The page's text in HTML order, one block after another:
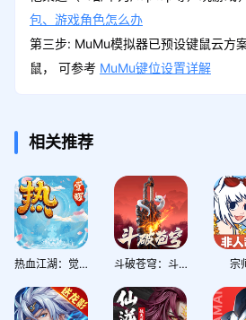
包、游戏角色怎么办
第三步: MuMu模拟器已预设键鼠云方
鼠， 可参考 MuMu键位设置详解
相关推荐
热血江湖：觉醒 斗破苍穹：斗帝之路 宗